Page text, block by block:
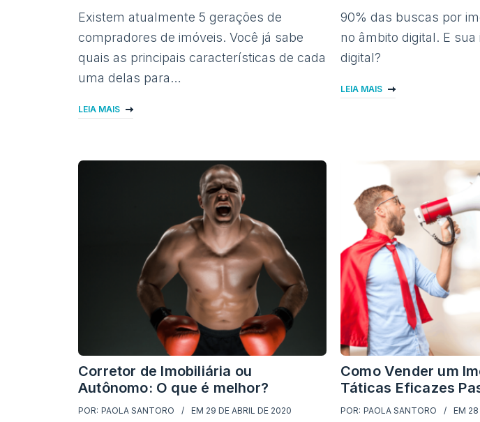
Existem atualmente 5 gerações de
compradores de imóveis. Você já sabe
quais as principais características de cada
uma delas para…
LEIA MAIS
90% das buscas por
no âmbito digital. E sua
digital?
LEIA MAIS
Corretor de Imobiliária ou
Autônomo: O que é melhor?
POR: PAOLA SANTORO EM 29 DE ABRIL DE 2020
Como Vender um
Táticas Eficazes
POR: PAOLA SANTORO EM 28